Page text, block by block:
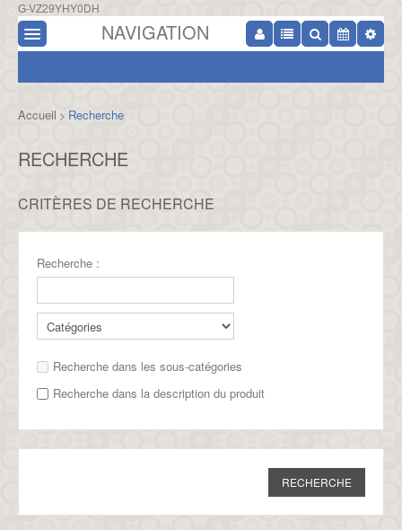
G-VZ29YHY0DH
NAVIGATION
Accueil > Recherche
RECHERCHE
CRITÈRES DE RECHERCHE
Recherche :
Recherche dans les sous-catégories
Recherche dans la description du produit